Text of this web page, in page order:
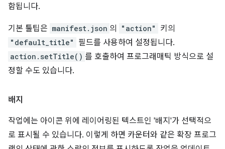
함됩니다.
기본 툴팁은 manifest.json 의 "action" 키의
"default_title" 필드를 사용하여 설정됩니다.
action.setTitle() 를 호출하여 프로그래매틱 방식으로 설
정할 수도 있습니다.
배지
작업에는 아이콘 위에 레이어링된 텍스트인 '배지'가 선택적으
로 표시될 수 있습니다. 이렇게 하면 카운터와 같은 확장 프로그